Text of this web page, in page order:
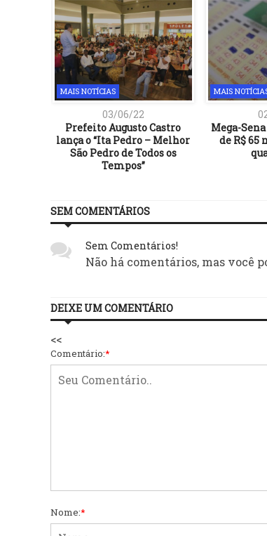
MAIS NOTÍCIAS
03/06/22
Prefeito Augusto Castro
lança o “Ita Pedro – Melhor
São Pedro de Todos os
Tempos”
MAIS
Mega-
de R$ 65
SEM COMENTÁRIOS
Sem Comentários!
Não há comentários, mas você
DEIXE UM COMENTÁRIO
<<
Comentário:*
Nome:*